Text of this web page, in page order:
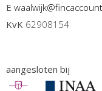
E
KvK 62908154
aangesloten bij